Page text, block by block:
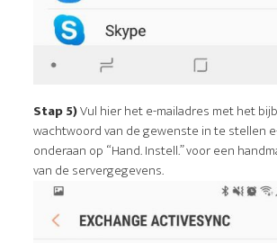
Stap 5)Vul hier het e-mailadres met het
wachtwoord van de gewenste in te stellen
onderaan op “Hand. Instell.” voor een
van de servergegevens.